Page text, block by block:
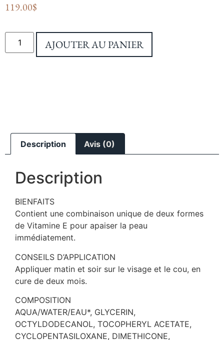
119.00$
AJOUTER AU PANIER
Description Avis (0)
Description
BIENFAITS
Contient une combinaison unique de deux formes
de Vitamine E pour apaiser la peau
immédiatement.
CONSEILS D’APPLICATION
Appliquer matin et soir sur le visage et le cou, en
cure de deux mois.
COMPOSITION
AQUA/WATER/EAU*, GLYCERIN,
OCTYLDODECANOL, TOCOPHERYL ACETATE,
CYCLOPENTASILOXANE, DIMETHICONE,